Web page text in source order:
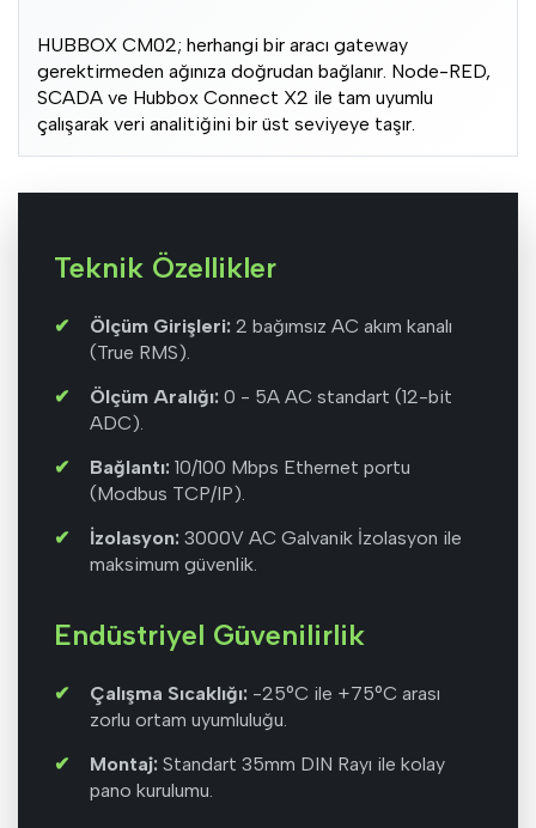
HUBBOX CM02; herhangi bir aracı gateway
gerektirmeden ağınıza doğrudan bağlanır. Node-RED,
SCADA ve Hubbox Connect X2 ile tam uyumlu
çalışarak veri analitiğini bir üst seviyeye taşır.
Teknik Özellikler
Ölçüm Girişleri: 2 bağımsız AC akım kanalı
(True RMS).
Ölçüm Aralığı: 0 - 5A AC standart (12-bit
ADC).
Bağlantı: 10/100 Mbps Ethernet portu
(Modbus TCP/IP).
İzolasyon: 3000V AC Galvanik İzolasyon ile
maksimum güvenlik.
Endüstriyel Güvenilirlik
Çalışma Sıcaklığı: -25°C ile +75°C arası
zorlu ortam uyumluluğu.
Montaj: Standart 35mm DIN Rayı ile kolay
pano kurulumu.